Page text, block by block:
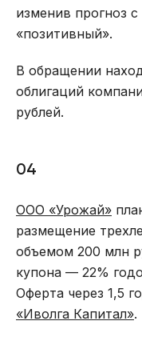
изменив прогноз
«позитивный».
В обращении
облигаций
рублей.
04
ООО «Урожай»
размещение
объемом 200 млн
купона — 22%
Оферта через 1,5
«Иволга Капитал».